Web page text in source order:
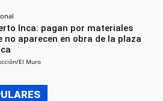
Inca: pagan por materiales
no aparecen en obra de la plaza
El Muro